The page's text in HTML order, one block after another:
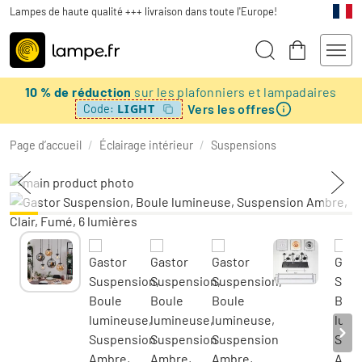
Lampes de haute qualité +++ livraison dans toute l'Europe!
10 % de réduction sur les plafonniers et lampadaires
Code: LIGHT Vers les offres
Page d’accueil / Éclairage intérieur / Suspensions